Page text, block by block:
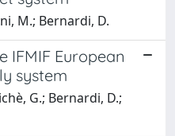
M.; Bernardi, D.
IFMIF European
system
G.; Bernardi, D.;